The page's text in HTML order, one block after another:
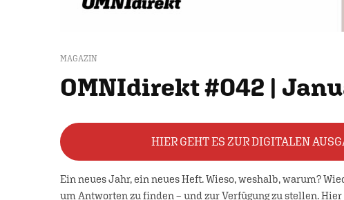
MAGAZIN
OMNIdirekt #042 |
HIER GEHT ES ZUR DIGITALEN
Ein neues Jahr, ein neues Heft. Wieso, weshalb, warum?
um Antworten zu finden – und zur Verfügung zu stellen.